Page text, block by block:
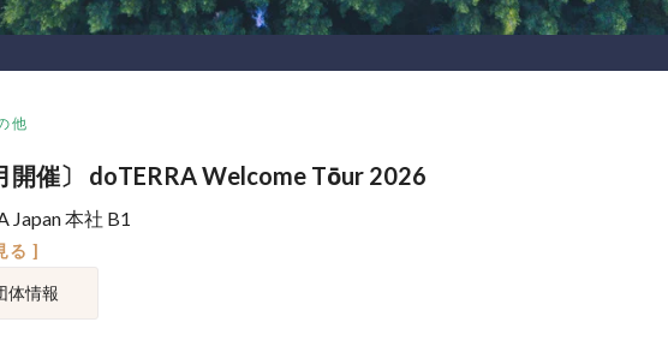
他
開催〕 doTERRA Welcome Tōur 2026
Japan 本社 B1
る ]
体情報